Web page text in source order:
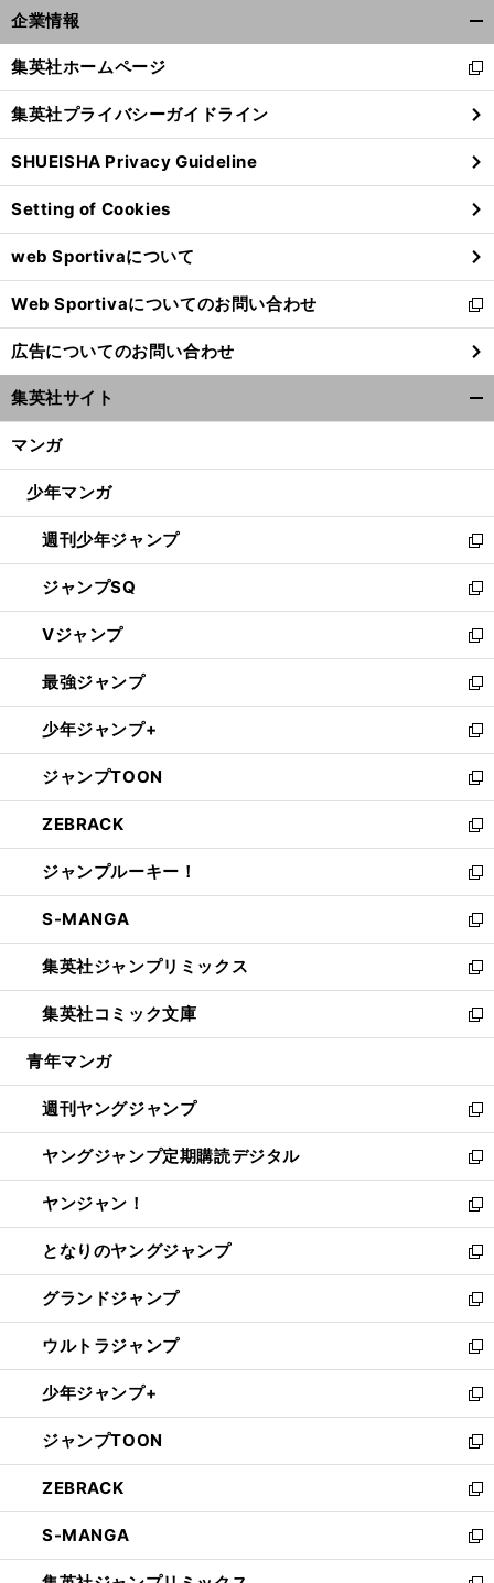
企業情報
閉
る
集英社ホームページ
新
し
い
ウ
ィ
ン
ド
ウ
で
開
く
集英社プライバシーガイドライン
SHUEISHA Privacy Guideline
Setting of Cookies
web Sportivaについて
Web Sportivaについてのお問い合わせ
新
し
い
ウ
ィ
ン
ウ
開
く
広告についてのお問い合わせ
集英社サイト
マンガ
少年マンガ
週刊少年ジャンプ
新
し
い
ウ
ィ
ン
ド
ウ
で
開
く
ジャンプSQ
新
し
い
ウ
ィ
ン
ド
ウ
で
開
く
Vジャンプ
新
し
い
ウ
ィ
ン
ド
ウ
で
開
く
最強ジャンプ
新
し
い
ウ
ィ
ン
ド
ウ
で
開
く
少年ジャンプ+
新
し
い
ウ
ィ
ン
ド
ウ
で
開
く
ジャンプTOON
新
し
い
ウ
ィ
ン
ド
ウ
で
開
く
ZEBRACK
新
し
い
ウ
ィ
ン
ド
ウ
で
開
ジャンプルーキー！
新
し
い
ウ
ィ
ン
ド
ウ
開
く
S-MANGA
新
し
い
ウ
ィ
ン
ウ
で
開
く
集英社ジャンプリミックス
新
し
い
ウ
ン
ド
ウ
で
開
く
集英社コミック文庫
新
し
ウ
ィ
ン
ド
ウ
で
開
く
青年マンガ
週刊ヤングジャンプ
新
し
い
ウ
ィ
ン
ド
ウ
で
開
く
ヤングジャンプ定期購読デジタル
新
し
い
ウ
ィ
ン
ド
ウ
で
開
く
ヤンジャン！
新
し
い
ウ
ィ
ン
ド
ウ
で
開
く
となりのヤングジャンプ
新
し
い
ウ
ィ
ン
ド
ウ
で
開
く
グランドジャンプ
新
し
い
ウ
ィ
ン
ド
ウ
で
開
く
ウルトラジャンプ
新
し
い
ウ
ィ
ン
ド
ウ
で
開
少年ジャンプ+
新
し
い
ウ
ィ
ン
ド
ウ
ジャンプTOON
新
し
い
ウ
ィ
ン
ZEBRACK
新
し
い
ウ
S-MANGA
新
し